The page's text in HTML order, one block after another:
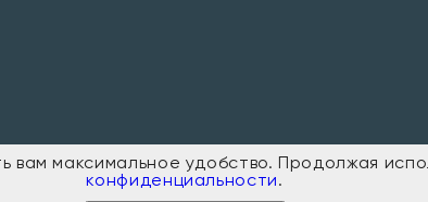
комната № 29
вам максимальное удобство. Продолжая
конфиденциальности.